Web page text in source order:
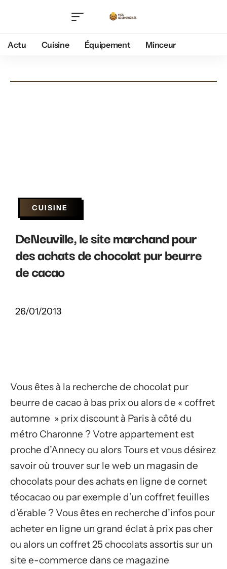
Actu Cuisine Équipement Minceur
CUISINE
DeNeuville, le site marchand pour
des achats de chocolat pur beurre
de cacao
26/01/2013
Vous êtes à la recherche de chocolat pur
beurre de cacao à bas prix ou alors de « coffret
automne » prix discount à Paris à côté du
métro Charonne ? Votre appartement est
proche d’Annecy ou alors Tours et vous désirez
savoir où trouver sur le web un magasin de
chocolats pour des achats en ligne de cornet
téocacao ou par exemple d’un coffret feuilles
d’érable ? Vous êtes en recherche d’infos pour
acheter en ligne un grand éclat à prix pas cher
ou alors un coffret 25 chocolats assortis sur un
site e-commerce dans ce magazine